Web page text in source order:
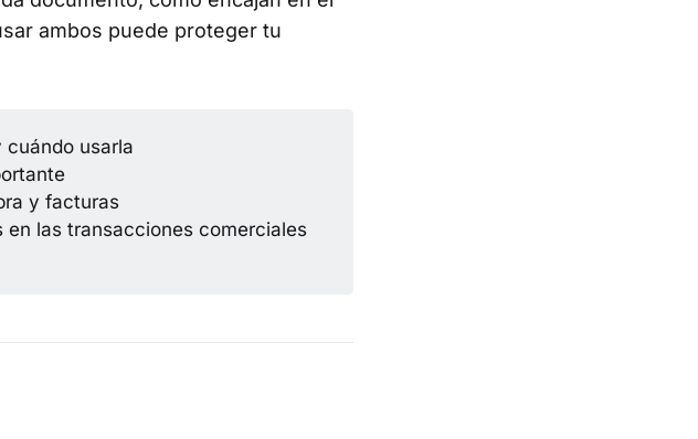
ambos puede proteger tu
cuándo usarla
y facturas
en las transacciones comerciales